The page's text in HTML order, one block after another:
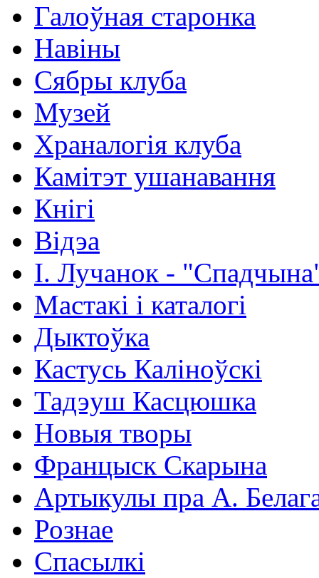
Галоўная старонка
Навіны
Сябры клуба
Музей
Храналогія клуба
Камітэт ушанавання
Кнігі
Відэа
І. Лучанок -
Мастакі i каталогi
Дыктоўка
Кастусь Каліноўскі
Тадэуш Касцюшка
Новыя творы
Францыск Скарына
Артыкулы пра А.
Рознае
Спасылкі